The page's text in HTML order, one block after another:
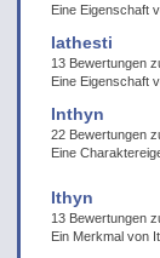
Eine Eigenschaft
Iathesti
13 Bewertungen
Eine Eigenschaft
Inthyn
22 Bewertungen
Eine
Ithyn
13 Bewertungen
Ein Merkmal von